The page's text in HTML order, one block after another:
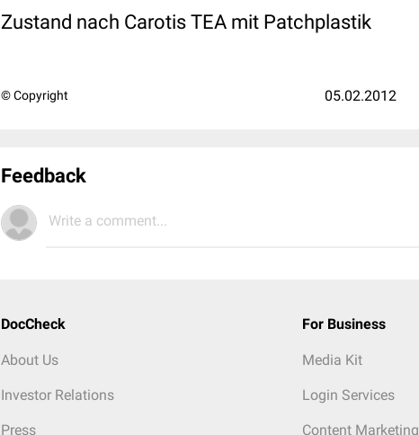
Zustand nach Carotis TEA mit Patchplastik
© Copyright 05.02.2012
Feedback
Write a comment...
DocCheck
About Us
Investor Relations
Press
For Business
Media Kit
Login Services
Content Marketing